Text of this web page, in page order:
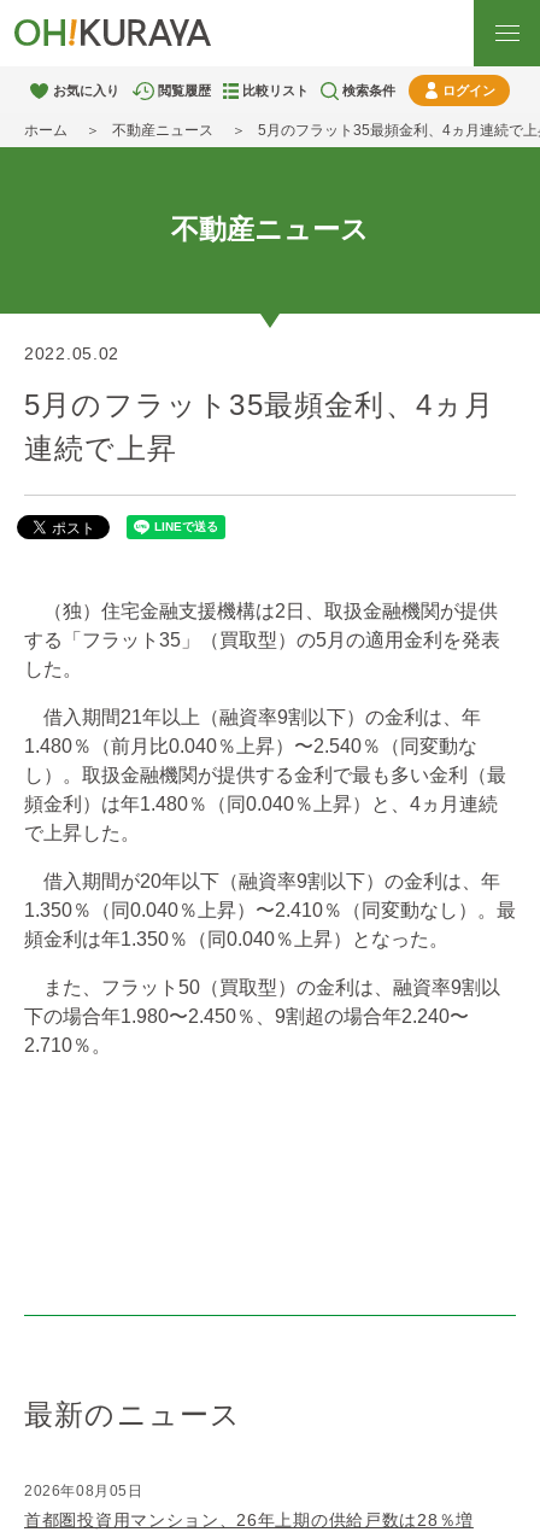
お気に入り 閲覧履歴 比較リスト 検索条件 ログイン
ホーム 不動産ニュース 5月のフラット35最頻金利、4ヵ月連続で
不動産ニュース
2022.05.02
5月のフラット35最頻金利、4ヵ月
連続で上昇
（独）住宅金融支援機構は2日、取扱金融機関が提供
する「フラット35」（買取型）の5月の適用金利を発表
した。
借入期間21年以上（融資率9割以下）の金利は、年
1.480％（前月比0.040％上昇）〜2.540％（同変動な
し）。取扱金融機関が提供する金利で最も多い金利（最
頻金利）は年1.480％（同0.040％上昇）と、4ヵ月連続
で上昇した。
借入期間が20年以下（融資率9割以下）の金利は、年
1.350％（同0.040％上昇）〜2.410％（同変動なし）。最
頻金利は年1.350％（同0.040％上昇）となった。
また、フラット50（買取型）の金利は、融資率9割以
下の場合年1.980〜2.450％、9割超の場合年2.240〜
2.710％。
最新のニュース
2026年08月05日
首都圏投資用マンション、26年上期の供給戸数は28％増